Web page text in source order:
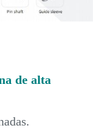
de alta